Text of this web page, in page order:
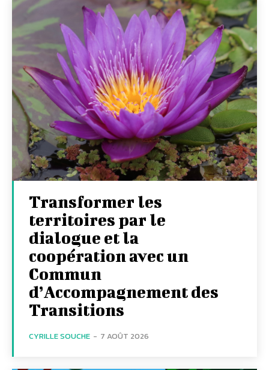
Transformer les
territoires par le
dialogue et la
coopération avec un
Commun
d’Accompagnement des
Transitions
CYRILLE SOUCHE - 7 AOÛT 2026